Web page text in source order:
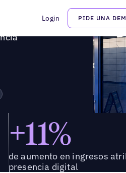
Login PIDE UNA
+11%
de aumento en ingresos
presencia digital